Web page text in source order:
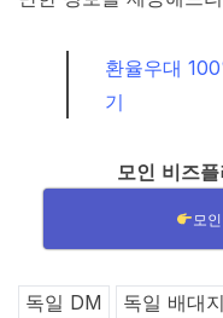
환율우대
기
모인 비즈
모
독일 DM 독일 배대지